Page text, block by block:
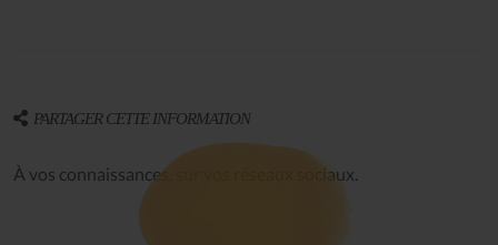
PARTAGER CETTE INFORMATION
À vos connaissances, sur vos réseaux sociaux.